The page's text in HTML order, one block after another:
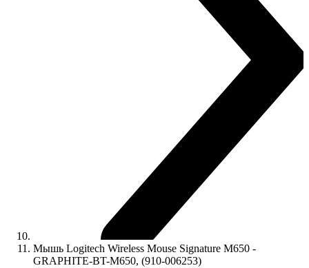
Мышь Logitech Wireless Mouse Signature M650 -
GRAPHITE-BT-M650, (910-006253)